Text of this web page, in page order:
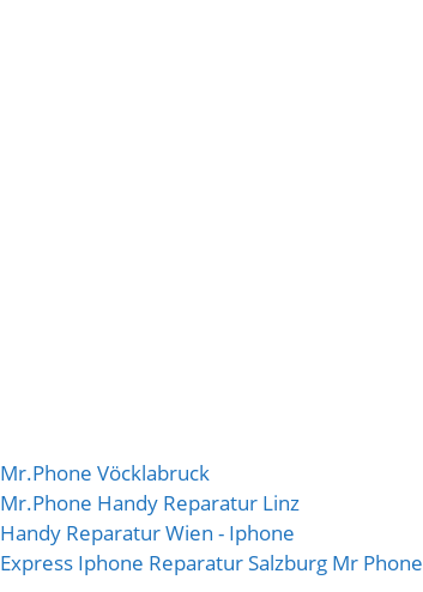
Mr.Phone Vöcklabruck
Mr.Phone Handy Reparatur Linz
Handy Reparatur Wien - Iphone
Express Iphone Reparatur Salzburg Mr Phone